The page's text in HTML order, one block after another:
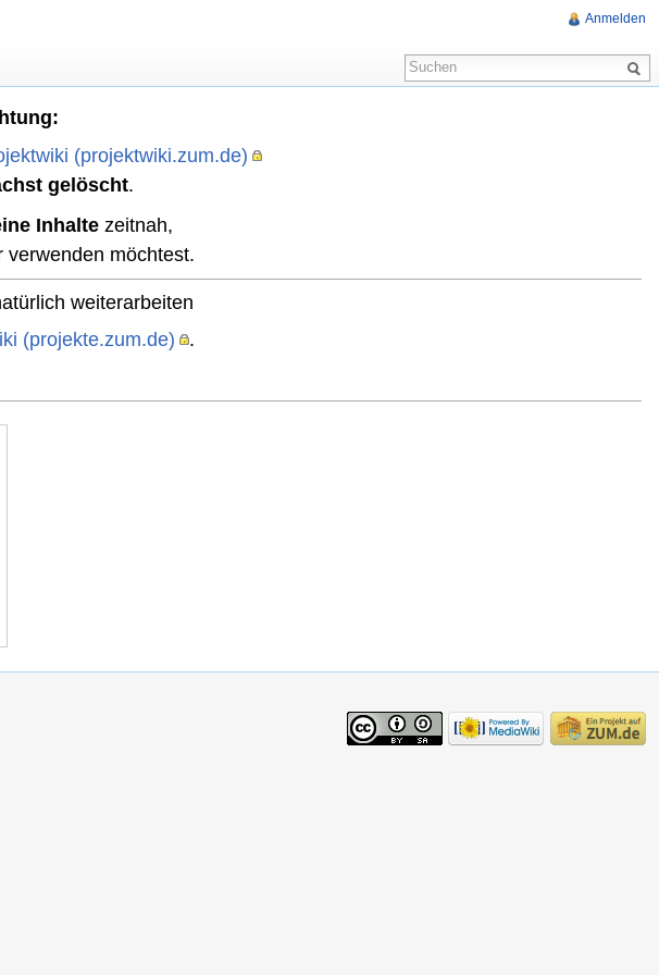
(projektwiki.zum.de)
gelöscht.
Inhalte zeitnah,
verwenden möchtest.
weiterarbeiten
(projekte.zum.de) .
Anmelden